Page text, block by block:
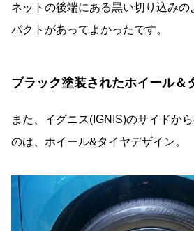
ネットの後端にある黒い切り込み
パクトがあってよかったです。
ブラック塗装されたホイール＆
また、イグニス(IGNIS)のサイドか
のは、ホイール&タイヤデザイン。